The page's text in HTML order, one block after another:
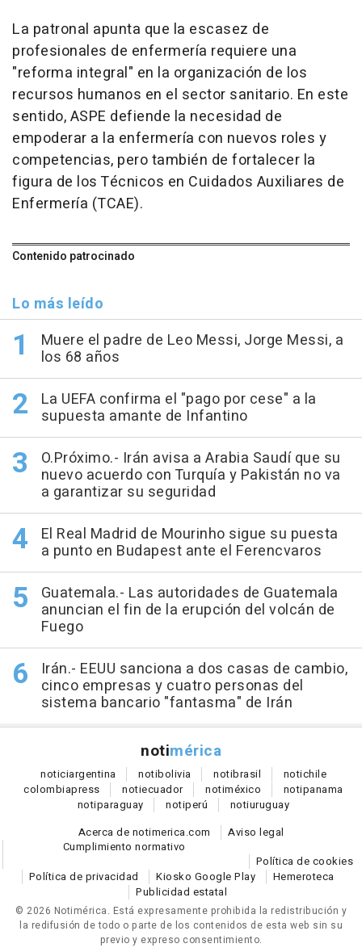
La patronal apunta que la escasez de
profesionales de enfermería requiere una
"reforma integral" en la organización de los
recursos humanos en el sector sanitario. En este
sentido, ASPE defiende la necesidad de
empoderar a la enfermería con nuevos roles y
competencias, pero también de fortalecer la
figura de los Técnicos en Cuidados Auxiliares de
Enfermería (TCAE).
Contenido patrocinado
Lo más leído
Muere el padre de Leo Messi, Jorge Messi, a
los 68 años
La UEFA confirma el "pago por cese" a la
supuesta amante de Infantino
O.Próximo.- Irán avisa a Arabia Saudí que su
nuevo acuerdo con Turquía y Pakistán no va
a garantizar su seguridad
El Real Madrid de Mourinho sigue su puesta
a punto en Budapest ante el Ferencvaros
Guatemala.- Las autoridades de Guatemala
anuncian el fin de la erupción del volcán de
Fuego
Irán.- EEUU sanciona a dos casas de cambio,
cinco empresas y cuatro personas del
sistema bancario "fantasma" de Irán
notimérica
noticiargentina notibolivia notibrasil notichile
colombiapress notiecuador notiméxico notipanama
notiparaguay notiperú notiuruguay
Acerca de notimerica.com
Aviso legal
Cumplimiento normativo
Política de cookies
Política de privacidad
Kiosko Google Play
Hemeroteca
Publicidad estatal
© 2026 Notimérica. Está expresamente prohibida la redistribución y
la redifusión de todo o parte de los contenidos de esta web sin su
previo y expreso consentimiento.